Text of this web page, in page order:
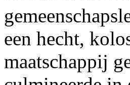
een hecht,
maatschappij